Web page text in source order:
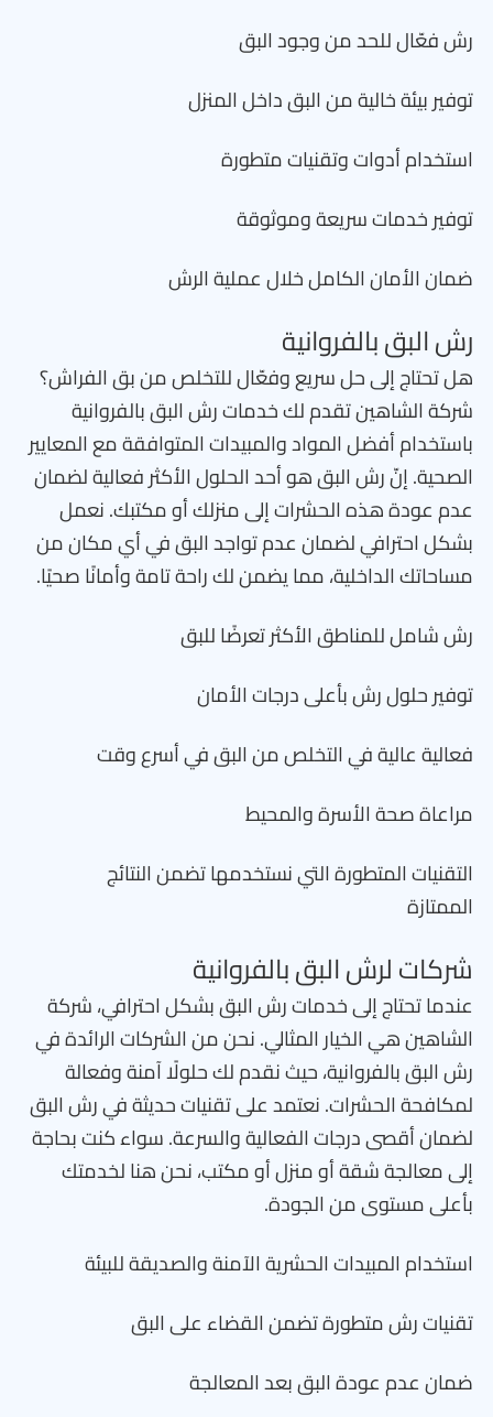
رش فعّال للحد من وجود البق
توفير بيئة خالية من البق داخل المنزل
استخدام أدوات وتقنيات متطورة
توفير خدمات سريعة وموثوقة
ضمان الأمان الكامل خلال عملية الرش
رش البق بالفروانية
هل تحتاج إلى حل سريع وفعّال للتخلص من بق الفراش؟
شركة الشاهين تقدم لك خدمات رش البق بالفروانية
باستخدام أفضل المواد والمبيدات المتوافقة مع المعايير
الصحية. إنّ رش البق هو أحد الحلول الأكثر فعالية لضمان
عدم عودة هذه الحشرات إلى منزلك أو مكتبك. نعمل
بشكل احترافي لضمان عدم تواجد البق في أي مكان من
مساحاتك الداخلية، مما يضمن لك راحة تامة وأمانًا صحيًا.
رش شامل للمناطق الأكثر تعرضًا للبق
توفير حلول رش بأعلى درجات الأمان
فعالية عالية في التخلص من البق في أسرع وقت
مراعاة صحة الأسرة والمحيط
التقنيات المتطورة التي نستخدمها تضمن النتائج
الممتازة
شركات لرش البق بالفروانية
عندما تحتاج إلى خدمات رش البق بشكل احترافي، شركة
الشاهين هي الخيار المثالي. نحن من الشركات الرائدة في
رش البق بالفروانية، حيث نقدم لك حلولًا آمنة وفعالة
لمكافحة الحشرات. نعتمد على تقنيات حديثة في رش البق
لضمان أقصى درجات الفعالية والسرعة. سواء كنت بحاجة
إلى معالجة شقة أو منزل أو مكتب، نحن هنا لخدمتك
بأعلى مستوى من الجودة.
استخدام المبيدات الحشرية الآمنة والصديقة للبيئة
تقنيات رش متطورة تضمن القضاء على البق
ضمان عدم عودة البق بعد المعالجة